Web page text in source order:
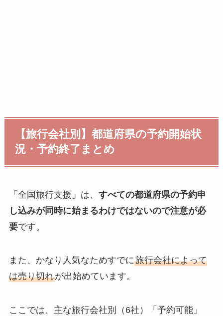
【旅行会社別】都道府県の予約開始状
況・予約終了まとめ
「全国旅行支援」は、 すべての都道府県の予約申
し込みが同時に始まるわけではないので注意が必
要です。
また、かなり人気なためすでに旅行会社によって
は売り切れが出始めています。
ここでは、主な旅行会社別（6社）「予約可能」